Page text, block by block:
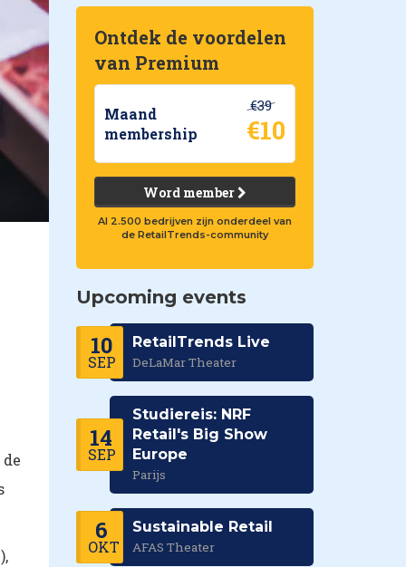
Ontdek de voordelen
van Premium
Maand
membership
€39
€10
Word member
Al 2.500 bedrijven zijn onderdeel van
de RetailTrends-community
Upcoming events
10
SEP
RetailTrends Live
DeLaMar Theater
14
SEP
Studiereis: NRF
Retail's Big Show
Europe
Parijs
6
OKT
Sustainable Retail
AFAS Theater